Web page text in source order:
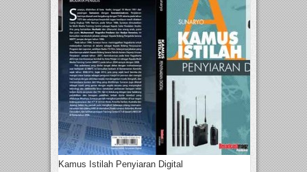
Kamus Istilah Penyiaran Digital